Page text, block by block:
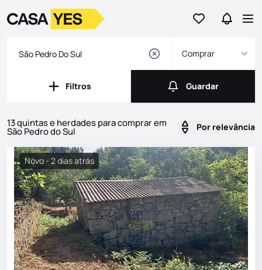
Ir para osIr para
LogoIr para a homepage
Comprar
Filtros
Filtros Guardar
Guardar
13 quintas e herdades para comprar em
São Pedro do Sul Por relevância
Imóveis
Lista de Imóveis
Novo - 2 dias atrás